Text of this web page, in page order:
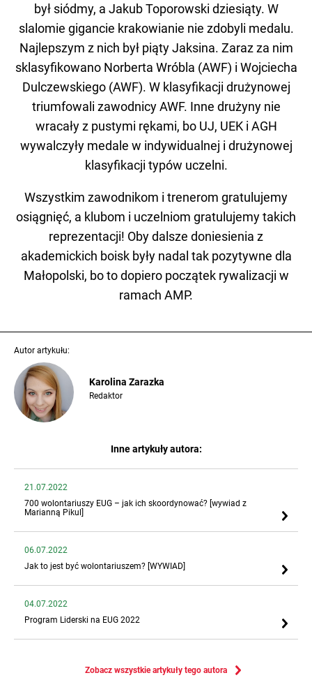
był siódmy, a Jakub Toporowski dziesiąty. W
slalomie gigancie krakowianie nie zdobyli medalu.
Najlepszym z nich był piąty Jaksina. Zaraz za nim
sklasyfikowano Norberta Wróbla (AWF) i Wojciecha
Dulczewskiego (AWF). W klasyfikacji drużynowej
triumfowali zawodnicy AWF. Inne drużyny nie
wracały z pustymi rękami, bo UJ, UEK i AGH
wywalczyły medale w indywidualnej i drużynowej
klasyfikacji typów uczelni.
Wszystkim zawodnikom i trenerom gratulujemy
osiągnięć, a klubom i uczelniom gratulujemy takich
reprezentacji! Oby dalsze doniesienia z
akademickich boisk były nadal tak pozytywne dla
Małopolski, bo to dopiero początek rywalizacji w
ramach AMP.
Autor artykułu:
Karolina Zarazka
Redaktor
Inne artykuły autora:
21.07.2022
700 wolontariuszy EUG – jak ich skoordynować? [wywiad z
Marianną Pikul]
06.07.2022
Jak to jest być wolontariuszem? [WYWIAD]
04.07.2022
Program Liderski na EUG 2022
Zobacz wszystkie artykuły tego autora